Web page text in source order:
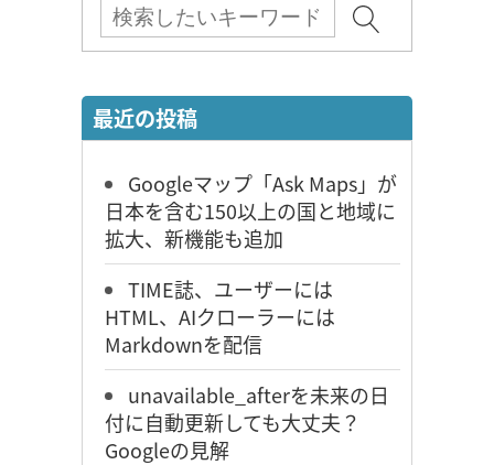
最近の投稿
Googleマップ「Ask Maps」が
日本を含む150以上の国と地域に
拡大、新機能も追加
TIME誌、ユーザーには
HTML、AIクローラーには
Markdownを配信
unavailable_afterを未来の日
付に自動更新しても大丈夫？
Googleの見解